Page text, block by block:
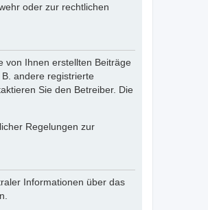
oder zur rechtlichen
von Ihnen erstellten Beiträge
andere registrierte
Sie den Betreiber. Die
Regelungen zur
Informationen über das